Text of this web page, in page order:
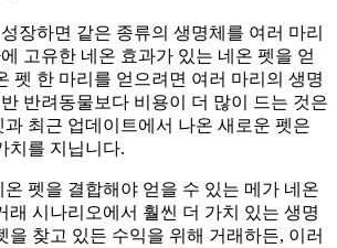
장하면 같은 종류의 생명체를 여러 마리
고유한 네온 효과가 있는 네온 펫을 얻
펫 한 마리를 얻으려면 여러 마리의 생명
반려동물보다 비용이 더 많이 드는 것은
최근 업데이트에서 나온 새로운 펫은
치를 지닙니다.
온 펫을 결합해야 얻을 수 있는 메가 네온
래 시나리오에서 훨씬 더 가치 있는 생명
을 찾고 있든 수익을 위해 거래하든, 이러